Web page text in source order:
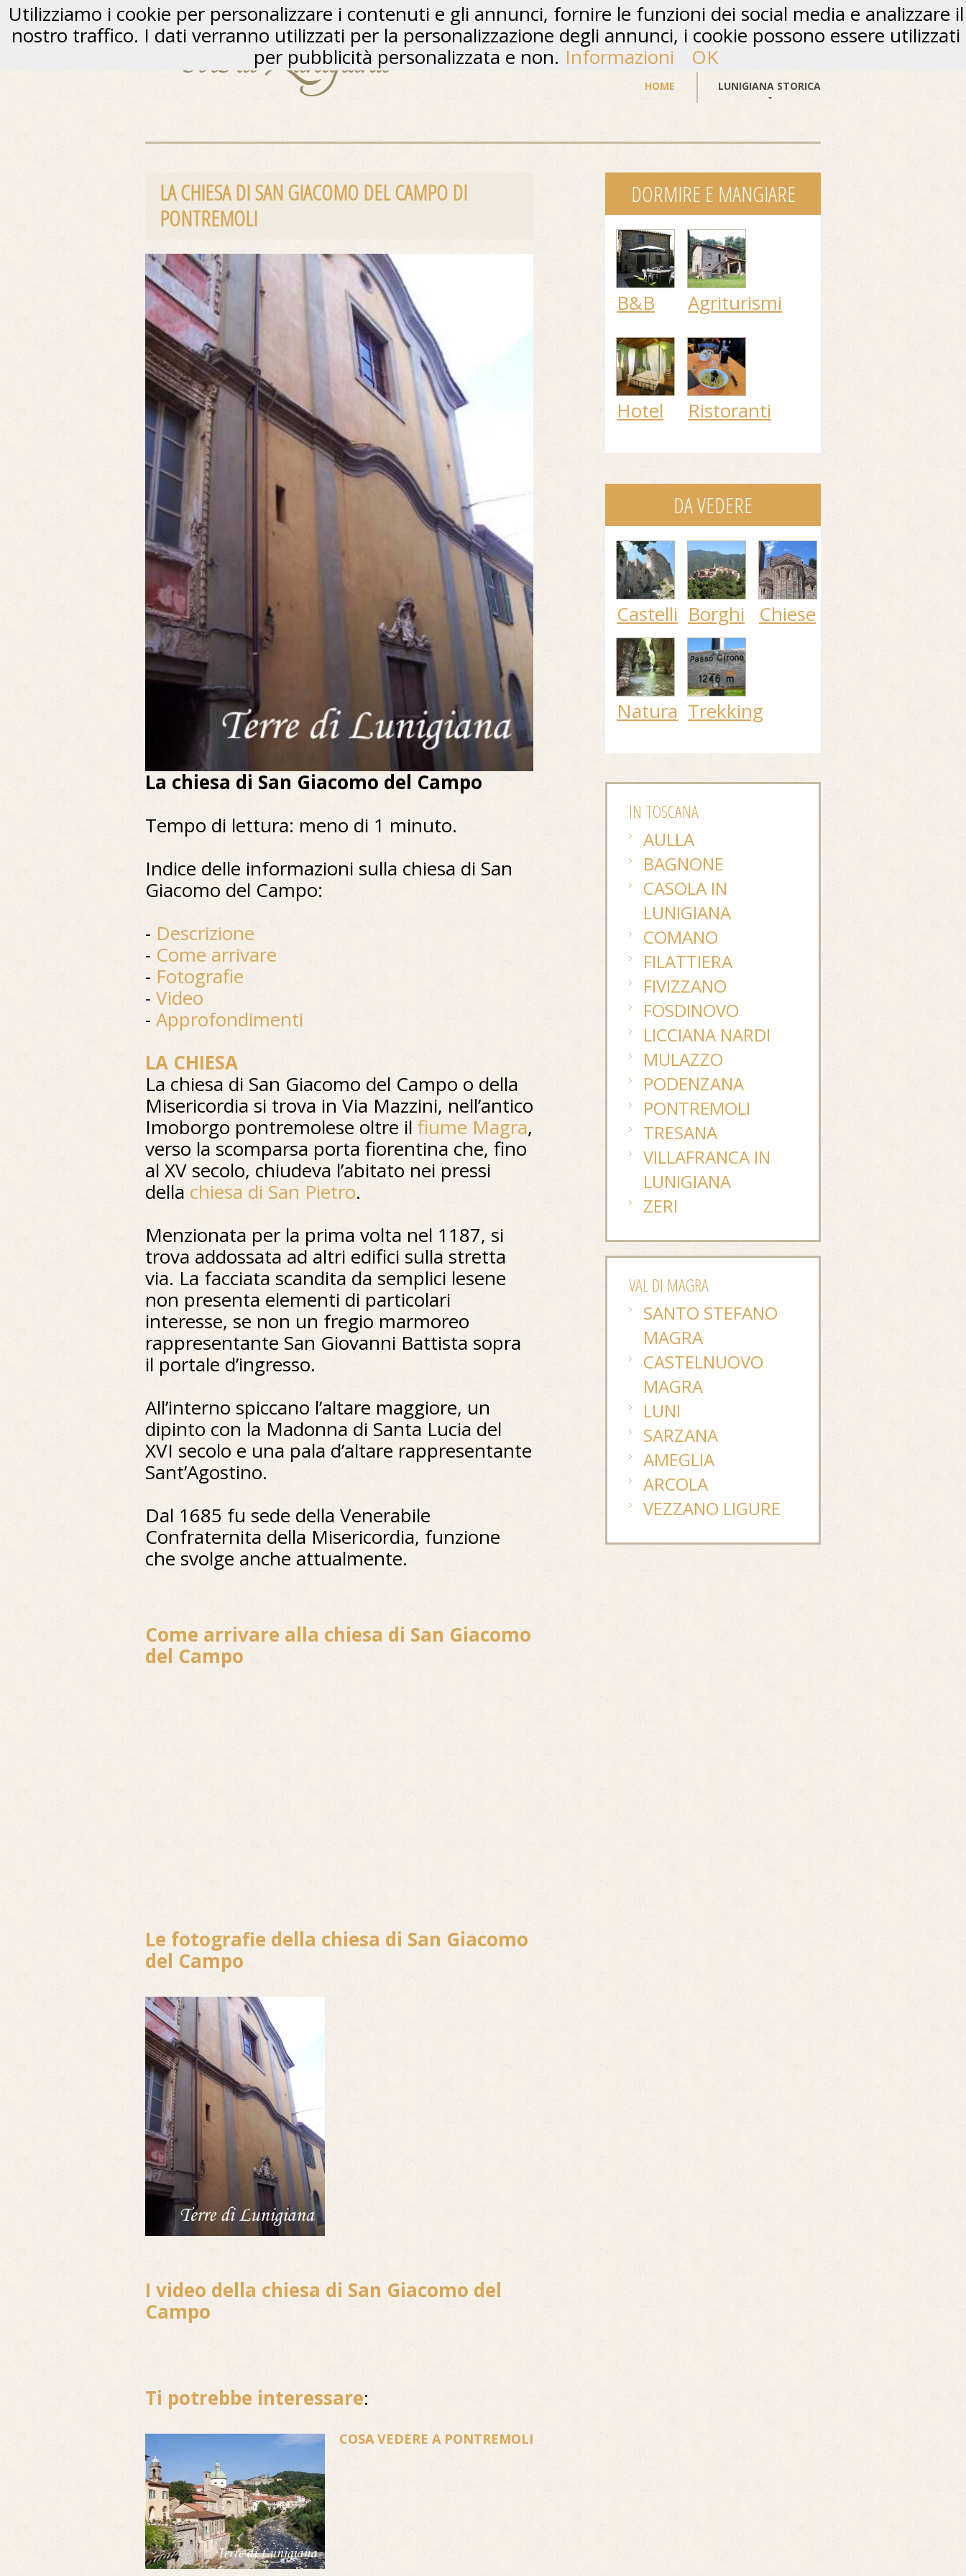
HOME LUNIGIANA STORICA
LA CHIESA DI SAN GIACOMO DEL CAMPO DI
PONTREMOLI
La chiesa di San Giacomo del Campo
Tempo di lettura: meno di 1 minuto.
Indice delle informazioni sulla chiesa di San
Giacomo del Campo:
- Descrizione
- Come arrivare
- Fotografie
- Video
- Approfondimenti
LA CHIESA
La chiesa di San Giacomo del Campo o della
Misericordia si trova in Via Mazzini, nell’antico
Imoborgo pontremolese oltre il fiume Magra,
verso la scomparsa porta fiorentina che, fino
al XV secolo, chiudeva l’abitato nei pressi
della chiesa di San Pietro.
Menzionata per la prima volta nel 1187, si
trova addossata ad altri edifici sulla stretta
via. La facciata scandita da semplici lesene
non presenta elementi di particolari
interesse, se non un fregio marmoreo
rappresentante San Giovanni Battista sopra
il portale d’ingresso.
All’interno spiccano l’altare maggiore, un
dipinto con la Madonna di Santa Lucia del
XVI secolo e una pala d’altare rappresentante
Sant’Agostino.
Dal 1685 fu sede della Venerabile
Confraternita della Misericordia, funzione
che svolge anche attualmente.
Come arrivare alla chiesa di San Giacomo
del Campo
Le fotografie della chiesa di San Giacomo
del Campo
I video della chiesa di San Giacomo del
Campo
Ti potrebbe interessare:
COSA VEDERE A PONTREMOLI
DORMIRE E MANGIARE
B&B Agriturismi
Hotel Ristoranti
DA VEDERE
Castelli Borghi Chiese
Natura Trekking
IN TOSCANA
AULLA
BAGNONE
CASOLA IN
LUNIGIANA
COMANO
FILATTIERA
FIVIZZANO
FOSDINOVO
LICCIANA NARDI
MULAZZO
PODENZANA
PONTREMOLI
TRESANA
VILLAFRANCA IN
LUNIGIANA
ZERI
VAL DI MAGRA
SANTO STEFANO
MAGRA
CASTELNUOVO
MAGRA
LUNI
SARZANA
AMEGLIA
ARCOLA
VEZZANO LIGURE
Utilizziamo i cookie per personalizzare i contenuti e gli annunci, fornire le funzioni dei social media e analizzare il
nostro traffico. I dati verranno utilizzati per la personalizzazione degli annunci, i cookie possono essere utilizzati
per pubblicità personalizzata e non. Informazioni OK